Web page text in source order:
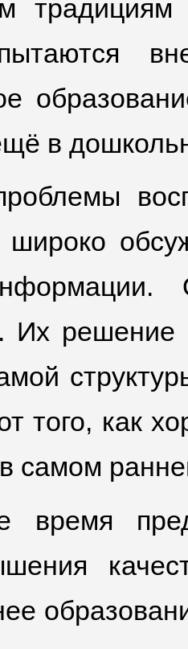
в
широко
Их решение
того, как
самом
время